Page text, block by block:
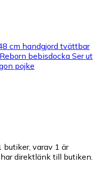
cm handgjord tvättbar
bebisdocka Ser ut
pojke
varav 1 är
direktlänk till butiken.